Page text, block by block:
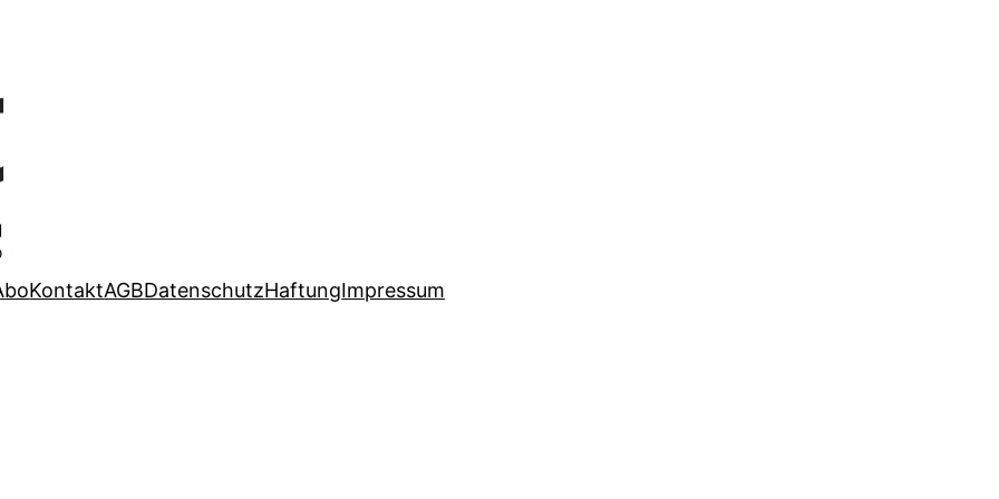
KontaktAGBDatenschutzHaftungImpressum